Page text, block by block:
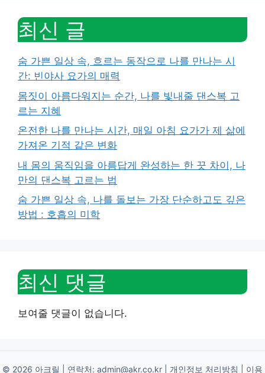
최신 글
숨 가쁜 일상 속, 흐르는 동작으로 나를 만나는 시
간: 빈야사 요가의 매력
몸짓이 아름다워지는 순간, 나를 빛내줄 댄스복 고
르는 지혜
온전한 나를 만나는 시간, 매일 아침 요가가 제 삶에
가져온 기적 같은 변화
내 몸의 움직임을 아름답게 완성하는 한 끗 차이, 나
만의 댄스복 고르는 법
숨 가쁜 일상 속, 나를 돌보는 가장 단순하고도 깊은
방법 : 호흡의 미학
최신 댓글
보여줄 댓글이 없습니다.
© 2026 아크릴 | 연락처: admin@akr.co.kr 개인정보 처리방침 이용